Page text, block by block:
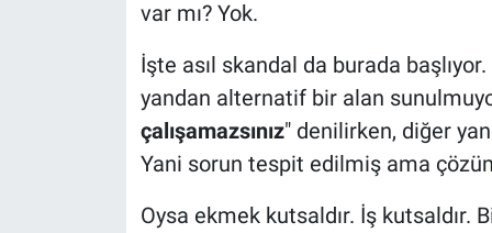
var mı? Yok.
İşte asıl skandal da burada
yandan alternatif bir alan
çalışamazsınız" denilirken, diğer
Yani sorun tespit edilmiş ama
Oysa ekmek kutsaldır. İş kutsaldır.